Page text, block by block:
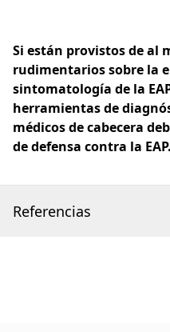
Si están provistos de al
rudimentarios sobre la
sintomatología de la
herramientas de
médicos de cabecera
de defensa contra la EAP.
Referencias